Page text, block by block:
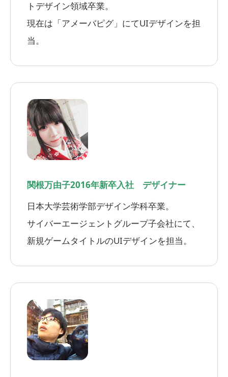
トデザイン領域卒業。
現在は「アメーバピグ」にてUIデザインを担
当。
関根万由子2016年新卒入社 デザイナー
日本大学芸術学部デザイン学科卒業。
サイバーエージェントグループ子会社にて、
新規ゲームタイトルのUIデザインを担当。